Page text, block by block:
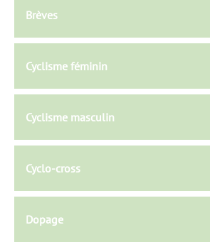
Brèves
Cyclisme féminin
Cyclisme masculin
Cyclo-cross
Dopage